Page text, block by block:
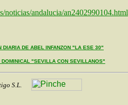
noticias/andalucia/an2402990104.html
DIARIA DE ABEL INFANZON "LA ESE 30"
DOMINICAL "SEVILLA CON SEVILLANOS"
S.L.